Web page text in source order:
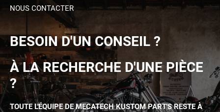
NOUS CONTACTER
BESOIN D'UN CONSEIL ?
À LA RECHERCHE D'UNE PIÈCE
?
TOUTE L'ÉQUIPE DE MECATECH KUSTOM PART'S RESTE À